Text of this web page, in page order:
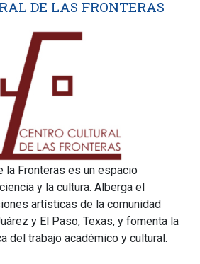
DE LAS FRONTERAS
la Fronteras es un espacio
y la cultura. Alberga el
artísticas de la comunidad
y El Paso, Texas, y fomenta la
del trabajo académico y cultural.